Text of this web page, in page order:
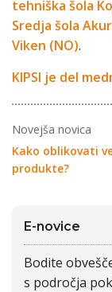
tehniška šola
Sredja šola
Viken (NO).
KIPSI je del
Novejša novica
Kako oblikovati
produkte?
E-novice
Bodite
s področja